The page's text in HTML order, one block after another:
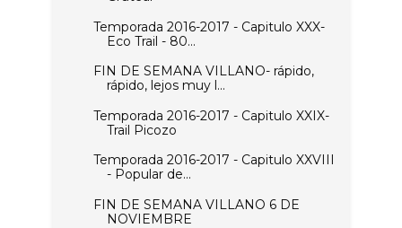
Temporada 2016-2017 - Capitulo XXX-
Eco Trail - 80...
FIN DE SEMANA VILLANO- rápido,
rápido, lejos muy l...
Temporada 2016-2017 - Capitulo XXIX-
Trail Picozo
Temporada 2016-2017 - Capitulo XXVIII
- Popular de...
FIN DE SEMANA VILLANO 6 DE
NOVIEMBRE